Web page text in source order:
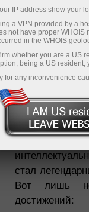
очиш
очиш
12.02.2019
ИнстаФорекс
стал
Вот лишь
достижений:
IP address show your
a VPN provided by a
not have proper WHOIS
in the WHOIS
whether you are a US
being a US
for any inconvenience